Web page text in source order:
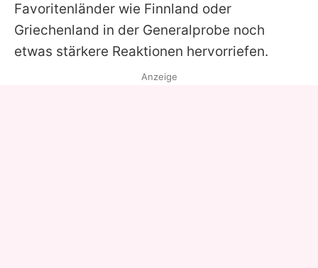
Favoritenländer wie Finnland oder
Griechenland in der Generalprobe noch
etwas stärkere Reaktionen hervorriefen.
Anzeige